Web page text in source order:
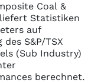
Coal &
liefert Statistiken
auf
des S&P/TSX
(Sub Industry)
berechnet.